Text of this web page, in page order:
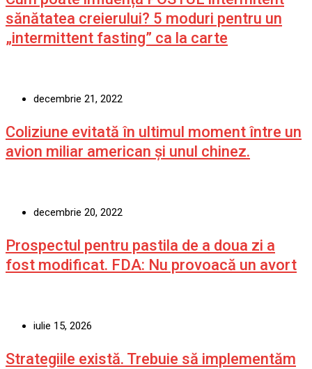
sănătatea creierului? 5 moduri pentru un
„intermittent fasting” ca la carte
decembrie 21, 2022
Coliziune evitată în ultimul moment între un
avion miliar american şi unul chinez.
decembrie 20, 2022
Prospectul pentru pastila de a doua zi a
fost modificat. FDA: Nu provoacă un avort
iulie 15, 2026
Strategiile există. Trebuie să implementăm